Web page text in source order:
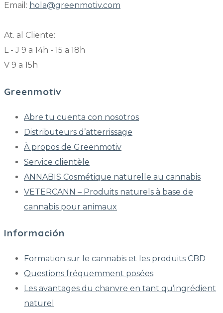
Email: hola@greenmotiv.com
At. al Cliente:
L - J 9 a 14h - 15 a 18h
V 9 a 15h
Greenmotiv
Abre tu cuenta con nosotros
Distributeurs d’atterrissage
À propos de Greenmotiv
Service clientèle
ANNABIS Cosmétique naturelle au cannabis
VETERCANN – Produits naturels à base de
cannabis pour animaux
Información
Formation sur le cannabis et les produits CBD
Questions fréquemment posées
Les avantages du chanvre en tant qu’ingrédient
naturel